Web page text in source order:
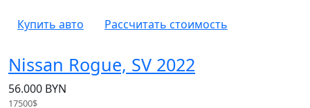
Купить авто Рассчитать стоимость
Nissan Rogue, SV 2022
56.000 BYN
17500$